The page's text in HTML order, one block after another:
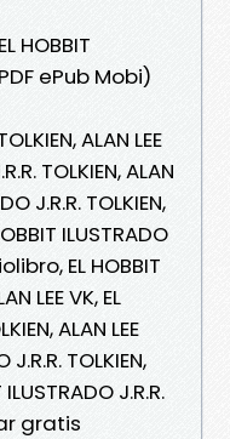
HOBBIT
ePub Mobi)
ALAN LEE
TOLKIEN, ALAN
J.R.R. TOLKIEN,
ILUSTRADO
EL HOBBIT
LEE VK, EL
ALAN LEE
TOLKIEN,
J.R.R.
gratis